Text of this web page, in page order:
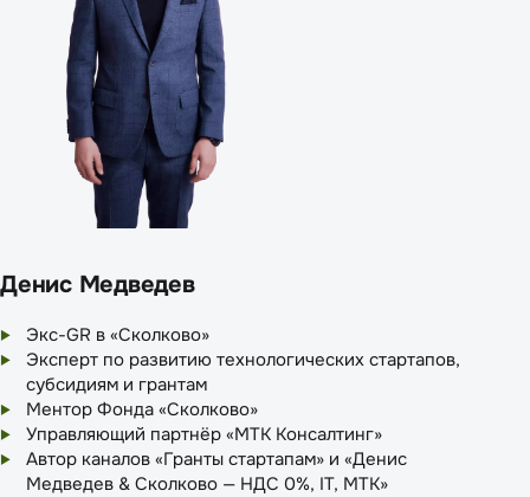
Денис Медведев
Экс-GR в «Сколково»
Эксперт по развитию технологических стартапов,
субсидиям и грантам
Ментор Фонда «Сколково»
Управляющий партнёр «МТК Консалтинг»
Автор каналов «Гранты стартапам» и «Денис
Медведев & Сколково — НДС 0%, IT, МТК»